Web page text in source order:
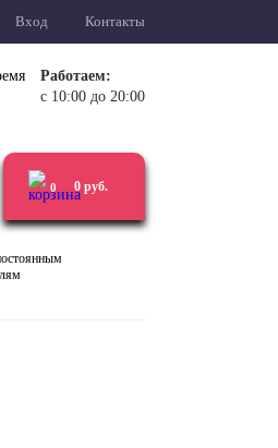
Вход Контакты
Работаем:
с 10:00 до 20:00
0 0 руб.